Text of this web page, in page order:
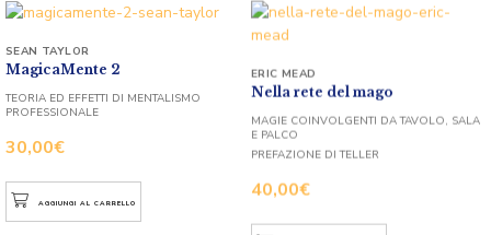
MagicaMente 2
30,00€
SEAN TAYLOR
TEORIA ED EFFETTI DI MENTALISMO
PROFESSIONALE
AGGIUNGI AL CARRELLO
Nella rete del mago
40,00€
ERIC MEAD
MAGIE COINVOLGENTI DA TAVOLO, SALA
E PALCO
PREFAZIONE DI TELLER